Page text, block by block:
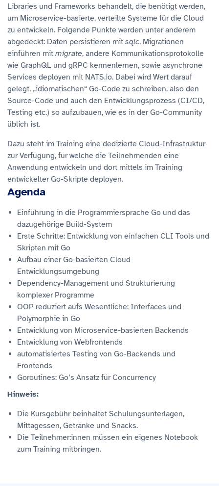
Libraries und Frameworks behandelt, die benötigt werden,
um Microservice-basierte, verteilte Systeme für die Cloud
zu entwickeln. Folgende Punkte werden unter anderem
abgedeckt: Daten persistieren mit sqlc, Migrationen
einführen mit migrate, andere Kommunikationsprotokolle
wie GraphQL und gRPC kennenlernen, sowie asynchrone
Services deployen mit NATS.io. Dabei wird Wert darauf
gelegt, „idiomatischen“ Go-Code zu schreiben, also den
Source-Code und auch den Entwicklungsprozess (CI/CD,
Testing etc.) so aufzubauen, wie es in der Go-Community
üblich ist.
Dazu steht im Training eine dedizierte Cloud-Infrastruktur
zur Verfügung, für welche die Teilnehmenden eine
Anwendung entwickeln und dort mittels im Training
entwickelter Go-Skripte deployen.
Agenda
Einführung in die Programmiersprache Go und das
dazugehörige Build-System
Erste Schritte: Entwicklung von einfachen CLI Tools und
Skripten mit Go
Aufbau einer Go-basierten Cloud
Entwicklungsumgebung
Dependency-Management und Strukturierung
komplexer Programme
OOP reduziert aufs Wesentliche: Interfaces und
Polymorphie in Go
Entwicklung von Microservice-basierten Backends
Entwicklung von Webfrontends
automatisiertes Testing von Go-Backends und
Frontends
Goroutines: Go’s Ansatz für Concurrency
Hinweis:
Die Kursgebühr beinhaltet Schulungsunterlagen,
Mittagessen, Getränke und Snacks.
Die Teilnehmer:innen müssen ein eigenes Notebook
zum Training mitbringen.